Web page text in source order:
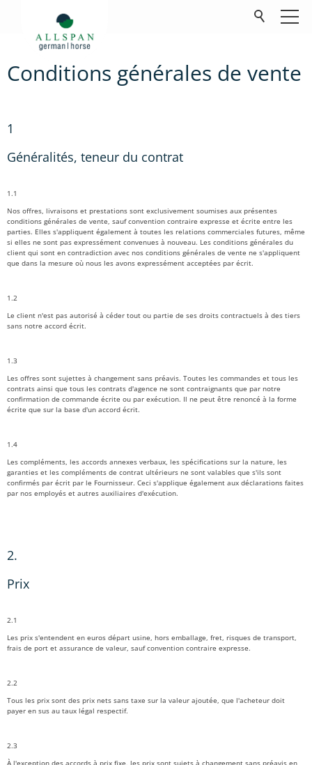
Conditions générales de vente
1
Généralités, teneur du contrat
1.1
Nos offres, livraisons et prestations sont exclusivement soumises aux présentes
conditions générales de vente, sauf convention contraire expresse et écrite entre les
parties. Elles s'appliquent également à toutes les relations commerciales futures, même
si elles ne sont pas expressément convenues à nouveau. Les conditions générales du
client qui sont en contradiction avec nos conditions générales de vente ne s'appliquent
que dans la mesure où nous les avons expressément acceptées par écrit.
1.2
Le client n'est pas autorisé à céder tout ou partie de ses droits contractuels à des tiers
sans notre accord écrit.
1.3
Les offres sont sujettes à changement sans préavis. Toutes les commandes et tous les
contrats ainsi que tous les contrats d'agence ne sont contraignants que par notre
confirmation de commande écrite ou par exécution. Il ne peut être renoncé à la forme
écrite que sur la base d'un accord écrit.
1.4
Les compléments, les accords annexes verbaux, les spécifications sur la nature, les
garanties et les compléments de contrat ultérieurs ne sont valables que s'ils sont
confirmés par écrit par le Fournisseur. Ceci s'applique également aux déclarations faites
par nos employés et autres auxiliaires d'exécution.
2.
Prix
2.1
Les prix s'entendent en euros départ usine, hors emballage, fret, risques de transport,
frais de port et assurance de valeur, sauf convention contraire expresse.
2.2
Tous les prix sont des prix nets sans taxe sur la valeur ajoutée, que l'acheteur doit
payer en sus au taux légal respectif.
2.3
À l'exception des accords à prix fixe, les prix sont sujets à changement sans préavis en